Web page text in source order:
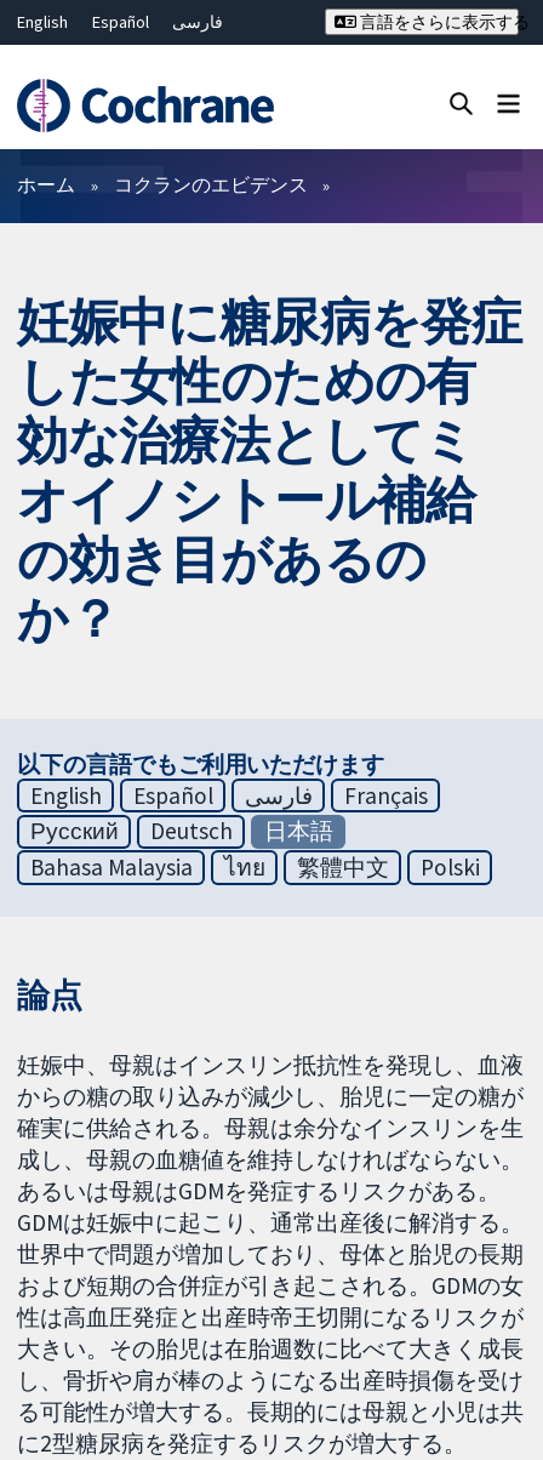
English Español
فارسی
Deutsch
Bahasa Malaysia
ไทย
繁體中文
简体中文
言語をさらに表示する
フィルター
ホーム コクランのエビデンス
妊娠中に糖尿病を発症
した女性のための有
効な治療法としてミ
オイノシトール補給
の効き目があるの
か？
以下の言語でもご利用いただけます
English
Español فارسی
Français
Русский
Deutsch
日本語
Bahasa Malaysia
ไทย 繁體中文 Polski
論点
妊娠中、母親はインスリン抵抗性を発現し、血液
からの糖の取り込みが減少し、胎児に一定の糖が
確実に供給される。母親は余分なインスリンを生
成し、母親の血糖値を維持しなければならない。
あるいは母親はGDMを発症するリスクがある。
GDMは妊娠中に起こり、通常出産後に解消する。
世界中で問題が増加しており、母体と胎児の長期
および短期の合併症が引き起こされる。GDMの女
性は高血圧発症と出産時帝王切開になるリスクが
大きい。その胎児は在胎週数に比べて大きく成長
し、骨折や肩が棒のようになる出産時損傷を受け
る可能性が増大する。長期的には母親と小児は共
に2型糖尿病を発症するリスクが増大する。